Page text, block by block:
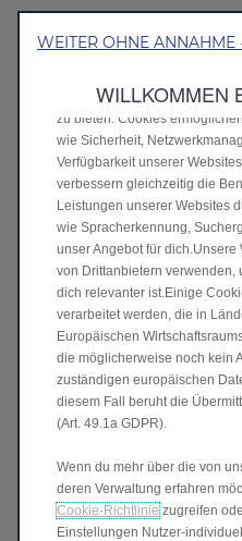
C10 HYBRID EV
B10
Garantie- und
Garantie- und
Rettungskarten
T03
C10
C10 HYBID EV
B10
B10 HYBRID EV
WEITER OHNE ANNAHME
WILLKOMMEN
„Tools“), um dir das
zu bieten. Cookies
wie Sicherheit,
Verfügbarkeit unserer
verbessern gleichzeitig die
Leistungen unserer Websites
wie Spracherkennung,
unser Angebot für
von Drittanbietern verwenden,
dich relevanter ist.Einige
verarbeitet werden, die in
Europäischen
die möglicherweise noch kein
zuständigen europäischen
diesem Fall beruht die
(Art. 49.1a GDPR).
Wenn du mehr über die von
deren Verwaltung erfahren
Cookie-Richtliniezugreifen
Einstellungen Nutzer-